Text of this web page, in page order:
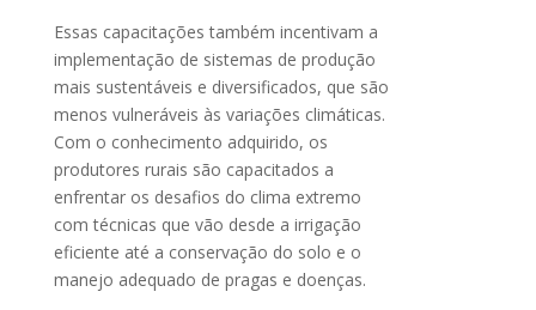
Essas capacitações também incentivam a
implementação de sistemas de produção
mais sustentáveis e diversificados, que são
menos vulneráveis às variações climáticas.
Com o conhecimento adquirido, os
produtores rurais são capacitados a
enfrentar os desafios do clima extremo
com técnicas que vão desde a irrigação
eficiente até a conservação do solo e o
manejo adequado de pragas e doenças.